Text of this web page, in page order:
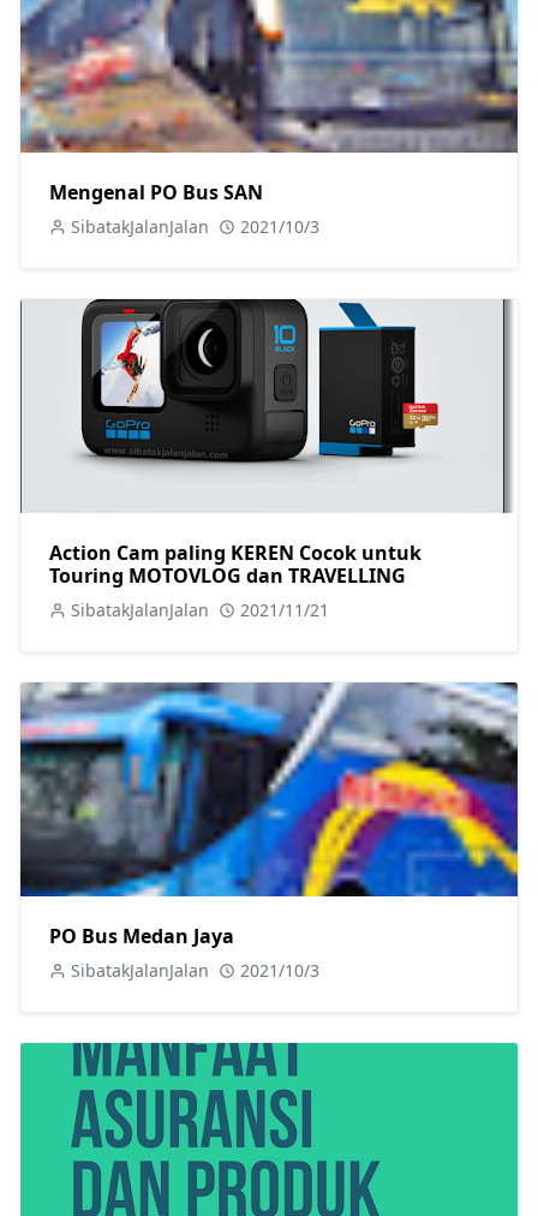
Mengenal PO Bus SAN
SibatakJalanJalan 2021/10/3
Action Cam paling KEREN Cocok untuk
Touring MOTOVLOG dan TRAVELLING
SibatakJalanJalan 2021/11/21
PO Bus Medan Jaya
SibatakJalanJalan 2021/10/3